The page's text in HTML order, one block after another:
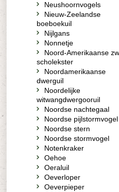
Neushoornvogels
Nieuw-Zeelandse
boeboekuil
Nijlgans
Nonnetje
Noord-Amerikaanse
scholekster
Noordamerikaanse
dwerguil
Noordelijke
witwangdwergooruil
Noordse nachtegaal
Noordse pijlstormvogel
Noordse stern
Noordse stormvogel
Notenkraker
Oehoe
Oeraluil
Oeverloper
Oeverpieper